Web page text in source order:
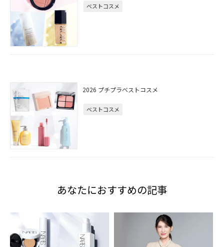
ベストコスメ
2026 プチプラベストコスメ
ベストコスメ
あなたにおすすめの記事